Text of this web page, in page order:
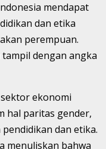
mendapat
dan etika
perempuan.
dengan angka
ekonomi
hal paritas gender,
dan etika.
menuliskan bahwa